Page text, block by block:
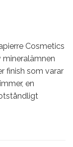
Cosmetics
finish som varar
en